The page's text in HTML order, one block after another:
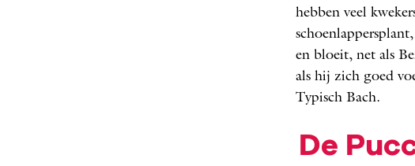
hebben veel
en bloeit, net als
als hij zich goed
Typisch Bach.
De